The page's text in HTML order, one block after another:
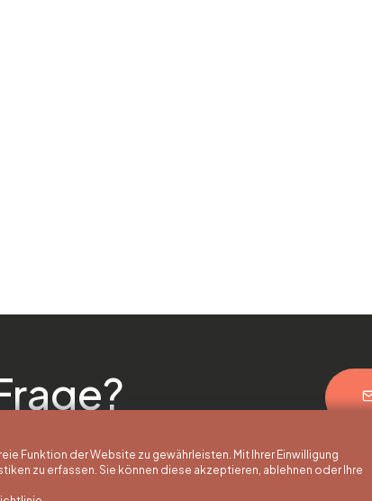
Funktion der Website zu gewährleisten. Mit Ihrer Einwilligung
zu erfassen. Sie können diese akzeptieren, ablehnen oder Ihre